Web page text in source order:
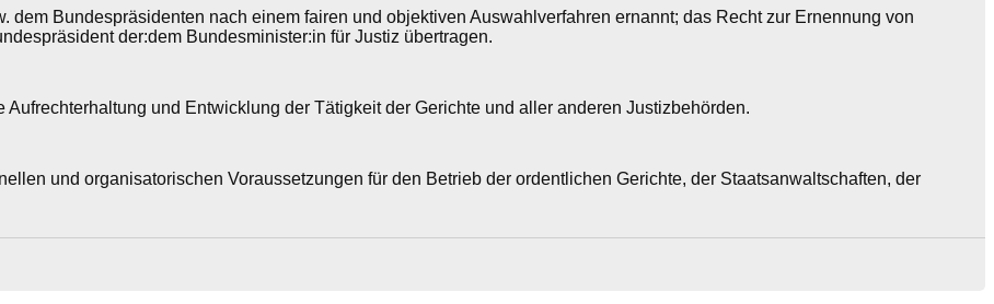
dem Bundespräsidenten nach einem fairen und objektiven Auswahlverfahren ernannt; das Recht zur Ernennung von
der:dem Bundesminister:in für Justiz übertragen.
und Entwicklung der Tätigkeit der Gerichte und aller anderen Justizbehörden.
und organisatorischen Voraussetzungen für den Betrieb der ordentlichen Gerichte, der Staatsanwaltschaften, der